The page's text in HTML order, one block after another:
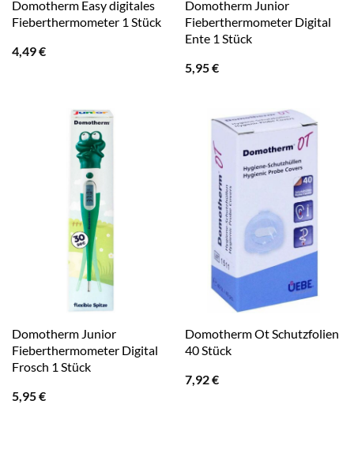
Domotherm Easy digitales
Fieberthermometer 1 Stück
4,49€
Domotherm Junior
Fieberthermometer Digital
Ente 1 Stück
5,95€
Domotherm Junior
Fieberthermometer Digital
Frosch 1 Stück
5,95€
Domotherm Ot Schutzfolien
40 Stück
7,92€